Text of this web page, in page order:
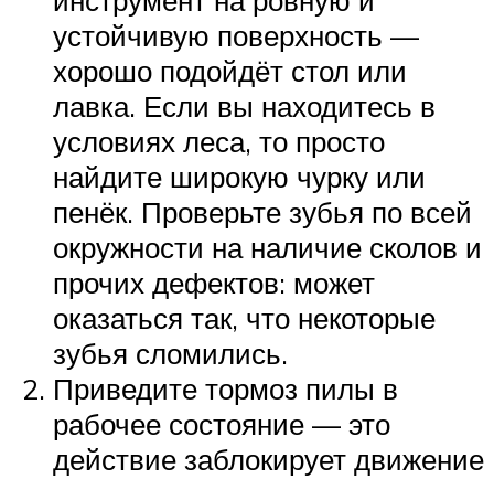
устойчивую поверхность —
хорошо подойдёт стол или
лавка. Если вы находитесь в
условиях леса, то просто
найдите широкую чурку или
пенёк. Проверьте зубья по всей
окружности на наличие сколов и
прочих дефектов: может
оказаться так, что некоторые
зубья сломились.
Приведите тормоз пилы в
рабочее состояние — это
действие заблокирует движение